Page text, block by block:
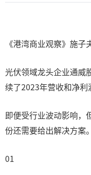
《港湾商业观察》施子
光伏领域龙头企业通威
续了2023年营收和净利
即便受行业波动影响，
份还需要给出解决方案。
01